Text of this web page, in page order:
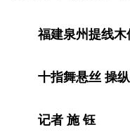
福建泉州提线
十指舞悬丝 操纵
记者 施 钰